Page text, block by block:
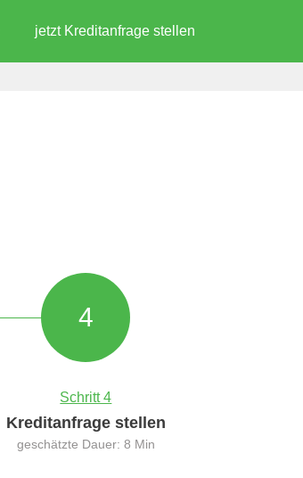
jetzt Kreditanfrage stellen
4
Schritt 4
Kreditanfrage stellen
geschätzte Dauer: 8 Min